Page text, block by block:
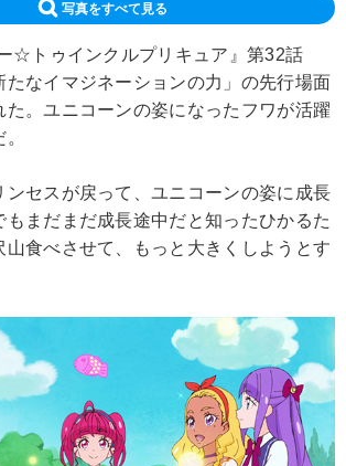
写真をすべて見る
☆トゥインクルプリキュア』第32話
たなイマジネーションの力」の先行場面
た。ユニコーンの姿になったフワが活躍
ンセスが戻って、ユニコーンの姿に成長
もまだまだ成長途中だと知ったひかるた
山食べさせて、もっと大きくしようとす